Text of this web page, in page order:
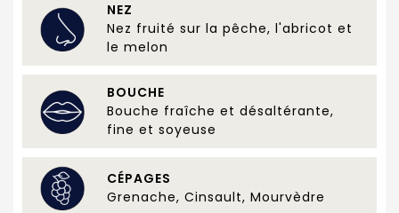
NEZ
Nez fruité sur la pêche, l'abricot et
le melon
BOUCHE
Bouche fraîche et désaltérante,
fine et soyeuse
CÉPAGES
Grenache, Cinsault, Mourvèdre